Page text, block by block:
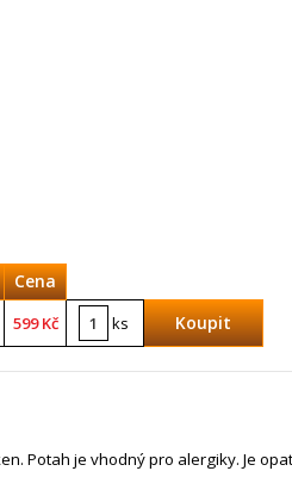
Cena
599 Kč ks
Potah je vhodný pro alergiky. Je